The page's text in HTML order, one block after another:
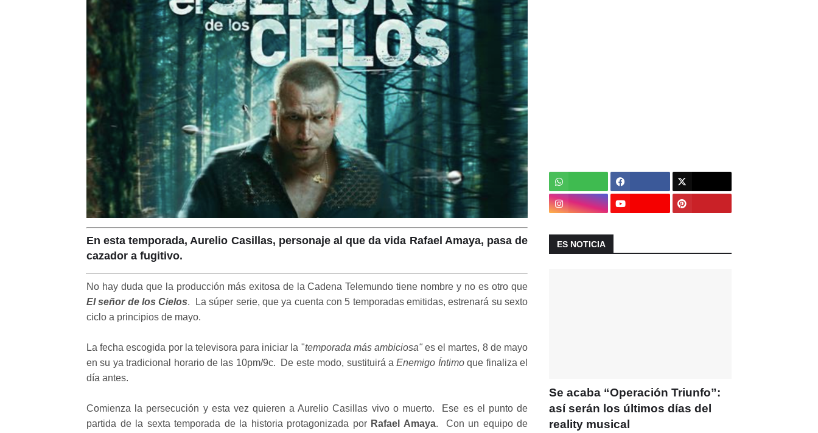
En esta temporada, Aurelio Casillas, personaje al que da vida Rafael Amaya, pasa de
cazador a fugitivo.
No hay duda que la producción más exitosa de la Cadena Telemundo tiene nombre y no es otro que
El señor de los Cielos. La súper serie, que ya cuenta con 5 temporadas emitidas, estrenará su sexto
ciclo a principios de mayo.
La fecha escogida por la televisora para iniciar la "temporada más ambiciosa"es el martes, 8 de mayo
en su ya tradicional horario de las 10pm/9c. De este modo, sustituirá aEnemigo Íntimoque finaliza el
día antes.
Comienza la persecución y esta vez quieren a Aurelio Casillas vivo o muerto. Ese es el punto de
partida de la sexta temporada de la historia protagonizada por Rafael Amaya. Con un equipo de
ES NOTICIA
Se acaba “Operación Triunfo”:
así serán los últimos días del
reality musical